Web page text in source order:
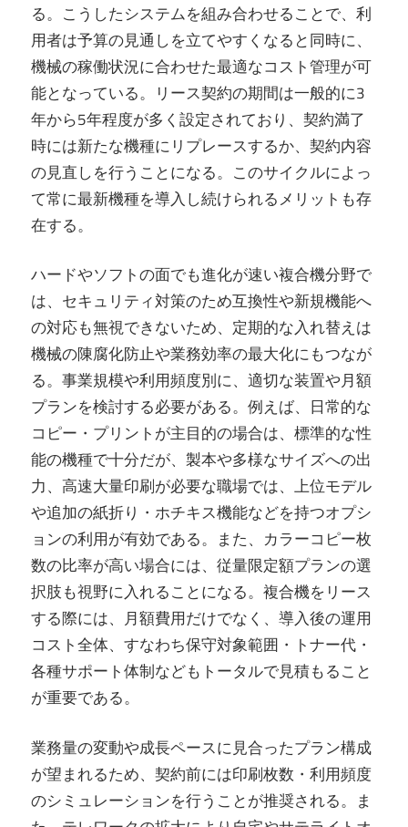
る。こうしたシステムを組み合わせることで、利
用者は予算の見通しを立てやすくなると同時に、
機械の稼働状況に合わせた最適なコスト管理が可
能となっている。リース契約の期間は一般的に3
年から5年程度が多く設定されており、契約満了
時には新たな機種にリプレースするか、契約内容
の見直しを行うことになる。このサイクルによっ
て常に最新機種を導入し続けられるメリットも存
在する。
ハードやソフトの面でも進化が速い複合機分野で
は、セキュリティ対策のため互換性や新規機能へ
の対応も無視できないため、定期的な入れ替えは
機械の陳腐化防止や業務効率の最大化にもつなが
る。事業規模や利用頻度別に、適切な装置や月額
プランを検討する必要がある。例えば、日常的な
コピー・プリントが主目的の場合は、標準的な性
能の機種で十分だが、製本や多様なサイズへの出
力、高速大量印刷が必要な職場では、上位モデル
や追加の紙折り・ホチキス機能などを持つオプシ
ョンの利用が有効である。また、カラーコピー枚
数の比率が高い場合には、従量限定額プランの選
択肢も視野に入れることになる。複合機をリース
する際には、月額費用だけでなく、導入後の運用
コスト全体、すなわち保守対象範囲・トナー代・
各種サポート体制などもトータルで見積もること
が重要である。
業務量の変動や成長ペースに見合ったプラン構成
が望まれるため、契約前には印刷枚数・利用頻度
のシミュレーションを行うことが推奨される。ま